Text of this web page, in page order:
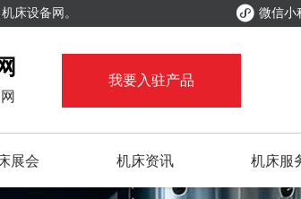
床设备网。  微信小
我要入驻产品
展会 机床资讯 机床服